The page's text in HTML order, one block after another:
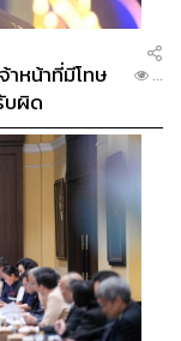
าหน้าที่มีโทษ
บผิด
...